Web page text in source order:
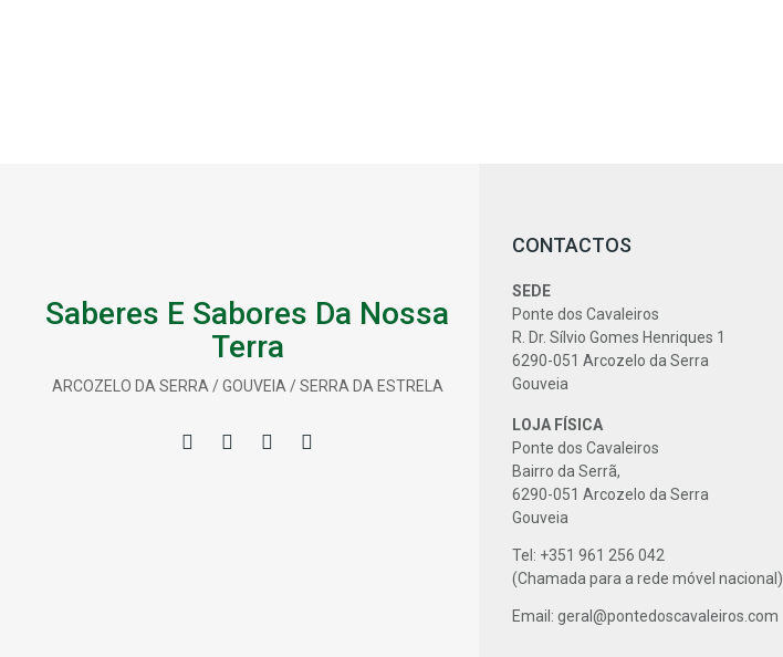
Saberes E Sabores Da Nossa
Terra
ARCOZELO DA SERRA / GOUVEIA / SERRA DA ESTRELA
CONTACTOS
SEDE
Ponte dos Cavaleiros
R. Dr. Sílvio Gomes Henriques 1
6290-051 Arcozelo da Serra
Gouveia
LOJA FÍSICA
Ponte dos Cavaleiros
Bairro da Serrã,
6290-051 Arcozelo da Serra
Gouveia
Tel: +351 961 256 042
(Chamada para a rede móvel nacional)
Email: geral@pontedoscavaleiros.com